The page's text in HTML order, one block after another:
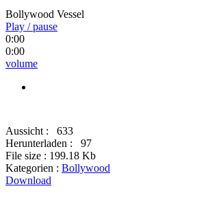
Bollywood Vessel
Play / pause
0:00
0:00
volume
Aussicht :
633
Herunterladen :
97
File size : 199.18 Kb
Kategorien : Bollywood
Download